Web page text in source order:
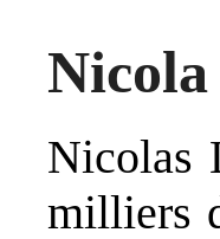
Nicolas
milliers